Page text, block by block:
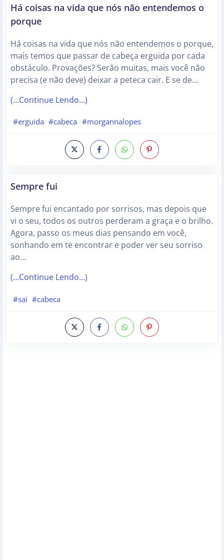
Há coisas na vida que nós não entendemos o
porque
Há coisas na vida que nós não entendemos o porque,
mais temos que passar de cabeça erguida por cada
obstáculo. Provações? Serão muitas, mais você não
precisa (e não deve) deixar a peteca cair. E se de…
(…Continue Lendo…)
#erguida #cabeca #morgannalopes
Sempre fui
Sempre fui encantado por sorrisos, mas depois que
vi o seu, todos os outros perderam a graça e o brilho.
Agora, passo os meus dias pensando em você,
sonhando em te encontrar e poder ver seu sorriso
ao…
(…Continue Lendo…)
#sai #cabeca